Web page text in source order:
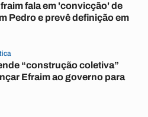
fala em 'convicção' de
Pedro e prevê definição em
“construção coletiva”
Efraim ao governo para